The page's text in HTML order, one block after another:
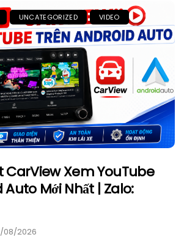
UNCATEGORIZED VIDEO
CarView Xem YouTube
Mới Nhất | Zalo:
08/2026